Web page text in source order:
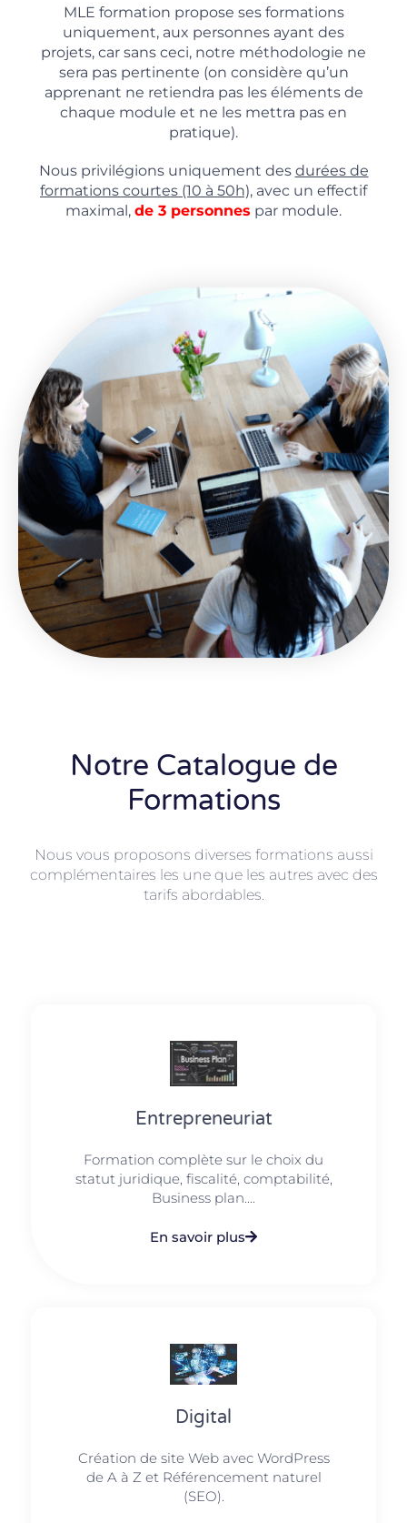
MLE formation propose ses formations
uniquement, aux personnes ayant des
projets, car sans ceci, notre méthodologie ne
sera pas pertinente (on considère qu’un
apprenant ne retiendra pas les éléments de
chaque module et ne les mettra pas en
pratique).
Nous privilégions uniquement des durées de
formations courtes (10 à 50h), avec un effectif
maximal, de 3 personnes par module.
Notre Catalogue de
Formations
Nous vous proposons diverses formations aussi
complémentaires les une que les autres avec des
tarifs abordables.
Entrepreneuriat
Formation complète sur le choix du
statut juridique, fiscalité, comptabilité,
Business plan....
En savoir plus
Digital
Création de site Web avec WordPress
de A à Z et Référencement naturel
(SEO).